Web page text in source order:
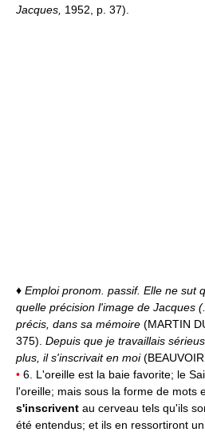
Jacques, 1952, p. 37).
♦ Emploi pronom. passif. Elle ne sut
quelle précision l'image de Jacques
précis, dans sa mémoire (MARTIN
375). Depuis que je travaillais
plus, il s'inscrivait en moi(BEAUVOIR,
• 6. L'oreille est la baie favorite; le
l'oreille; mais sous la forme de mots
s'inscrivent au cerveau tels qu'ils
été entendus; et ils en ressortiront